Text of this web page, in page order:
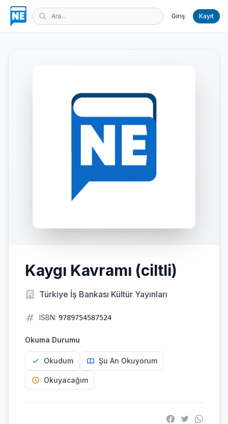
Giriş Kayıt
Kaygı Kavramı (ciltli)
Türkiye İş Bankası Kültür Yayınları
ISBN: 9789754587524
Okuma Durumu
Okudum Şu An Okuyorum
Okuyacağım